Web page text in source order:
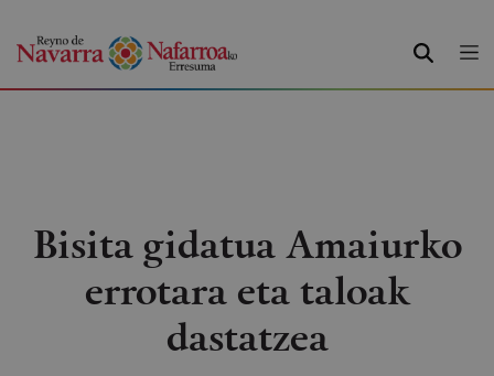
BILATU
Bisita gidatua Amaiurko
errotara eta taloak
dastatzea